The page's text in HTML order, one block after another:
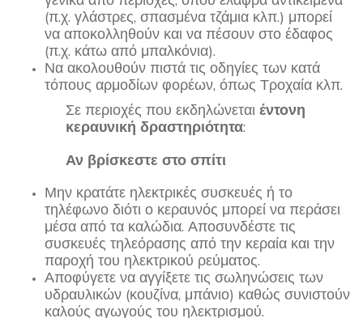
(π.χ. γλάστρες, σπασμένα τζάμια κλπ.) μπορεί
να αποκολληθούν και να πέσουν στο έδαφος
(π.χ. κάτω από μπαλκόνια).
Να ακολουθούν πιστά τις οδηγίες των κατά
τόπους αρμοδίων φορέων, όπως Τροχαία κλπ.
Σε περιοχές που εκδηλώνεταιέντονη
κεραυνική δραστηριότητα:
Αν βρίσκεστε στο σπίτι
Μην κρατάτε ηλεκτρικές συσκευές ή το
τηλέφωνο διότι ο κεραυνός μπορεί να περάσει
μέσα από τα καλώδια. Αποσυνδέστε τις
συσκευές τηλεόρασης από την κεραία και την
παροχή του ηλεκτρικού ρεύματος.
Αποφύγετε να αγγίξετε τις σωληνώσεις των
υδραυλικών (κουζίνα, μπάνιο) καθώς συνιστούν
καλούς αγωγούς του ηλεκτρισμού.